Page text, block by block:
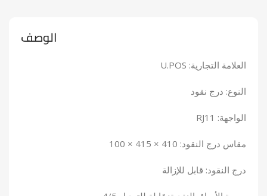
الوصف
العلامة التجارية: U.POS
النوع: درج نقود
الواجهة: RJ11
مقاس درج النقود: 410 × 415 × 100
درج النقود: قابل للإزالة